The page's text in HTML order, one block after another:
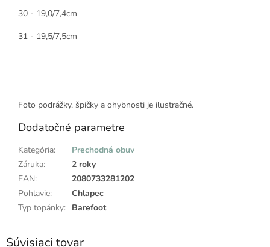
30 - 19,0/7,4cm
31 - 19,5/7,5cm
Foto podrážky, špičky a ohybnosti je ilustračné.
Dodatočné parametre
Kategória:
Prechodná obuv
Záruka:
2 roky
EAN:
2080733281202
Pohlavie:
Chlapec
Typ topánky: Barefoot
Súvisiaci tovar